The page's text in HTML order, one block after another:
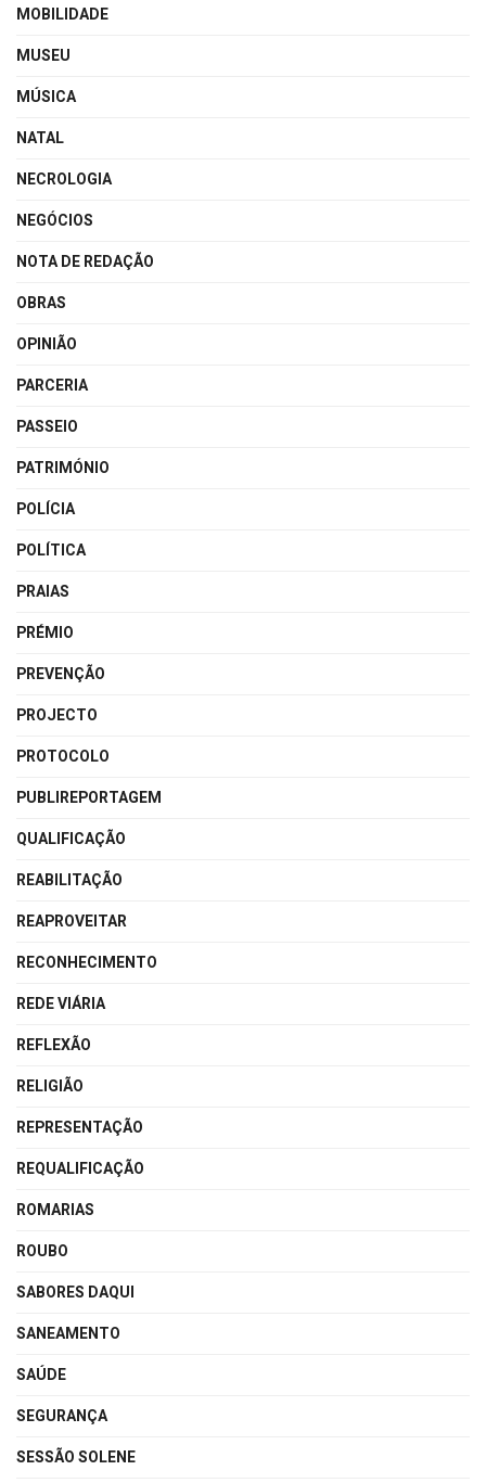
MOBILIDADE
MUSEU
MÚSICA
NATAL
NECROLOGIA
NEGÓCIOS
NOTA DE REDAÇÃO
OBRAS
OPINIÃO
PARCERIA
PASSEIO
PATRIMÓNIO
POLÍCIA
POLÍTICA
PRAIAS
PRÉMIO
PREVENÇÃO
PROJECTO
PROTOCOLO
PUBLIREPORTAGEM
QUALIFICAÇÃO
REABILITAÇÃO
REAPROVEITAR
RECONHECIMENTO
REDE VIÁRIA
REFLEXÃO
RELIGIÃO
REPRESENTAÇÃO
REQUALIFICAÇÃO
ROMARIAS
ROUBO
SABORES DAQUI
SANEAMENTO
SAÚDE
SEGURANÇA
SESSÃO SOLENE